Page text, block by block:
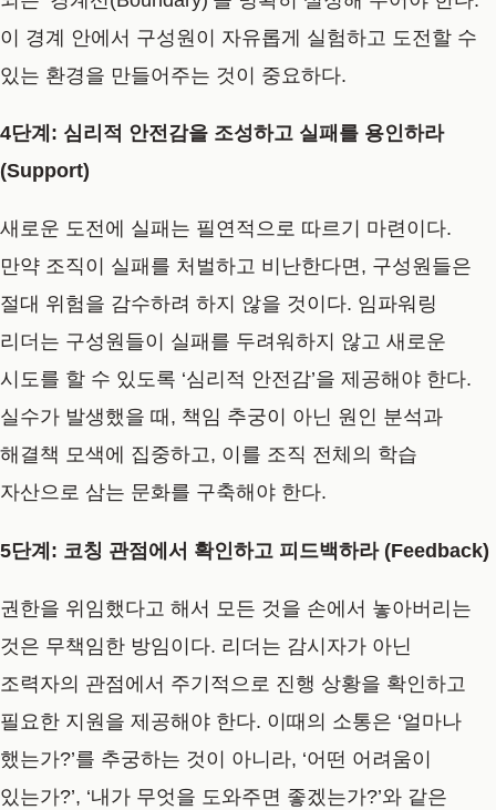
이 경계 안에서 구성원이 자유롭게 실험하고 도전할 수
있는 환경을 만들어주는 것이 중요하다.
4단계: 심리적 안전감을 조성하고 실패를 용인하라
(Support)
새로운 도전에 실패는 필연적으로 따르기 마련이다.
만약 조직이 실패를 처벌하고 비난한다면, 구성원들은
절대 위험을 감수하려 하지 않을 것이다. 임파워링
리더는 구성원들이 실패를 두려워하지 않고 새로운
시도를 할 수 있도록 ‘심리적 안전감’을 제공해야 한다.
실수가 발생했을 때, 책임 추궁이 아닌 원인 분석과
해결책 모색에 집중하고, 이를 조직 전체의 학습
자산으로 삼는 문화를 구축해야 한다.
5단계: 코칭 관점에서 확인하고 피드백하라 (Feedback)
권한을 위임했다고 해서 모든 것을 손에서 놓아버리는
것은 무책임한 방임이다. 리더는 감시자가 아닌
조력자의 관점에서 주기적으로 진행 상황을 확인하고
필요한 지원을 제공해야 한다. 이때의 소통은 ‘얼마나
했는가?’를 추궁하는 것이 아니라, ‘어떤 어려움이
있는가?’, ‘내가 무엇을 도와주면 좋겠는가?’와 같은